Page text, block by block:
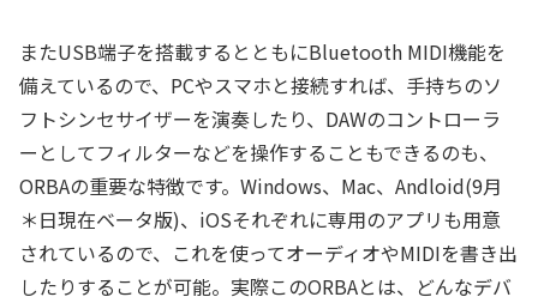
またUSB端子を搭載するとともにBluetooth MIDI機能を
備えているので、PCやスマホと接続すれば、手持ちのソ
フトシンセサイザーを演奏したり、DAWのコントローラ
ーとしてフィルターなどを操作することもできるのも、
ORBAの重要な特徴です。Windows、Mac、Andloid(9月
＊日現在ベータ版)、iOSそれぞれに専用のアプリも用意
されているので、これを使ってオーディオやMIDIを書き出
したりすることが可能。実際このORBAとは、どんなデバ